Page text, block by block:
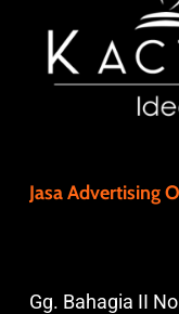
Jasa Advertising
Gg. Bahagia II